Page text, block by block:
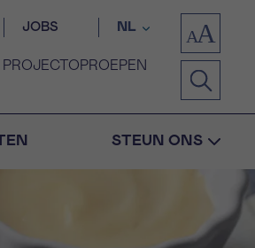
JOBS NL
PROJECTOPROEPEN
STEUN ONS